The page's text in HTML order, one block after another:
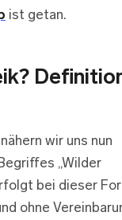
ist getan.
wir uns nun
„Wilder
bei dieser
ohne